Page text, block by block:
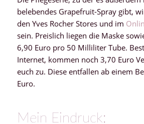
belebendes Grapefruit-Spray gibt,
den Yves Rocher Stores und im
sein. Preislich liegen die Maske
6,90 Euro pro 50 Milliliter Tube.
Internet, kommen noch 3,70 Euro
euch zu. Diese entfallen ab einem
Euro.
Mein Eindruck: